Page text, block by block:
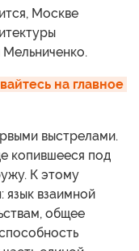
Москве
на главное
выстрелами.
копившееся под
К этому
взаимной
общее